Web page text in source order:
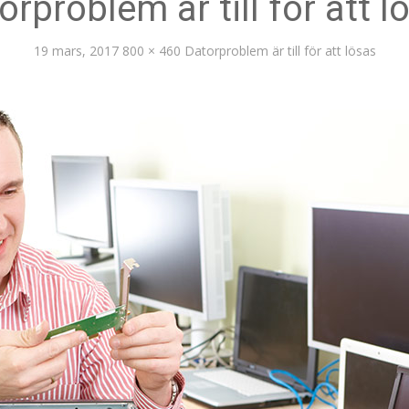
är till för att
19 mars, 2017 800 × 460 Datorproblem är till för att lösas